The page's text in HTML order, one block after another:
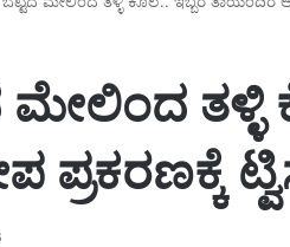
ಮೇಲಿಂದ